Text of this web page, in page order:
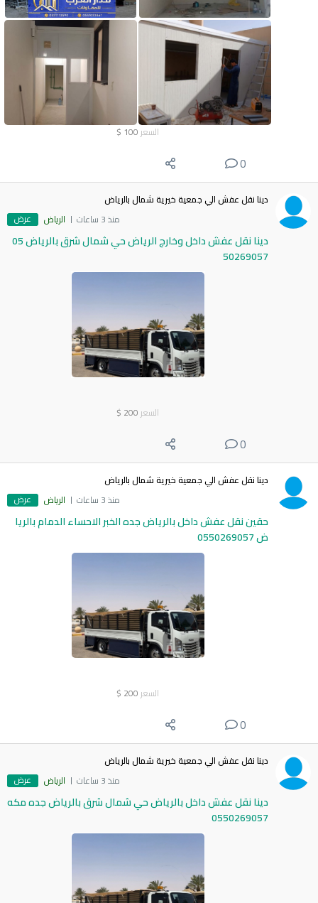
السعر 100
$
0
دينا نقل عفش الي جمعية خيرية شمال بالرياض
منذ 3 ساعات
الرياض عرض
دينا نقل عفش داخل وخارج الرياض حي شمال شرق بالرياض 05
50269057
السعر 200
$
0
دينا نقل عفش الي جمعية خيرية شمال بالرياض
منذ 3 ساعات
الرياض عرض
حقين نقل عفش داخل بالرياض جده الخبر الاحساء الدمام بالريا
ض 0550269057
السعر 200
$
0
دينا نقل عفش الي جمعية خيرية شمال بالرياض
منذ 3 ساعات
الرياض عرض
دينا نقل عفش داخل بالرياض حي شمال شرق بالرياض جده مكه
0550269057